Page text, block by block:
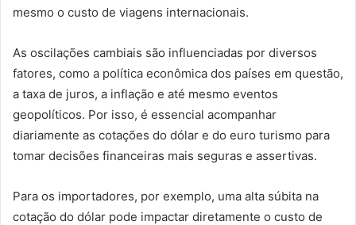
mesmo o custo de viagens internacionais.
As oscilações cambiais são influenciadas por diversos
fatores, como a política econômica dos países em questão,
a taxa de juros, a inflação e até mesmo eventos
geopolíticos. Por isso, é essencial acompanhar
diariamente as cotações do dólar e do euro turismo para
tomar decisões financeiras mais seguras e assertivas.
Para os importadores, por exemplo, uma alta súbita na
cotação do dólar pode impactar diretamente o custo de